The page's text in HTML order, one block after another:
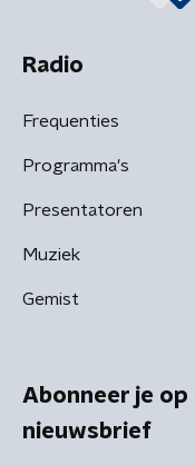
Radio
Frequenties
Programma's
Presentatoren
Muziek
Gemist
Abonneer je
nieuwsbrief